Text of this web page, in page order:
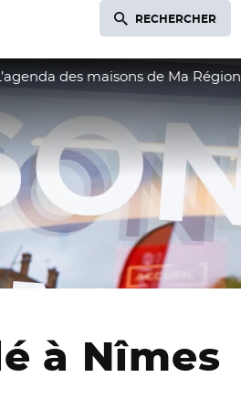
RECHERCHER
des maisons de Ma Région
à Nîmes